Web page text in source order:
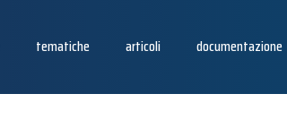
tematiche articoli documentazione